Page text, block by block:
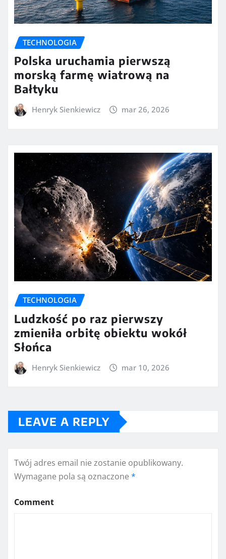
TECHNOLOGIA
Polska uruchamia pierwszą
morską farmę wiatrową na
Bałtyku
Henryk Sienkiewicz mar 26, 2026
TECHNOLOGIA
Ludzkość po raz pierwszy
zmieniła orbitę obiektu wokół
Słońca
Henryk Sienkiewicz mar 10, 2026
LEAVE A REPLY
Twój adres email nie zostanie opublikowany.
Wymagane pola są oznaczone *
Comment